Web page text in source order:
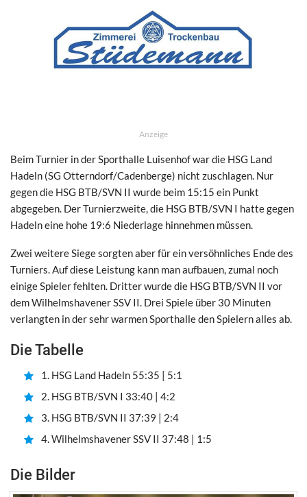
Anzeige
Beim Turnier in der Sporthalle Luisenhof war die HSG Land
Hadeln (SG Otterndorf/Cadenberge) nicht zuschlagen. Nur
gegen die HSG BTB/SVN II wurde beim 15:15 ein Punkt
abgegeben. Der Turnierzweite, die HSG BTB/SVN I hatte gegen
Hadeln eine hohe 19:6 Niederlage hinnehmen müssen.
Zwei weitere Siege sorgten aber für ein versöhnliches Ende des
Turniers. Auf diese Leistung kann man aufbauen, zumal noch
einige Spieler fehlten. Dritter wurde die HSG BTB/SVN II vor
dem Wilhelmshavener SSV II. Drei Spiele über 30 Minuten
verlangten in der sehr warmen Sporthalle den Spielern alles ab.
Die Tabelle
1. HSG Land Hadeln 55:35 | 5:1
2. HSG BTB/SVN I 33:40 | 4:2
3. HSG BTB/SVN II 37:39 | 2:4
4. Wilhelmshavener SSV II 37:48 | 1:5
Die Bilder